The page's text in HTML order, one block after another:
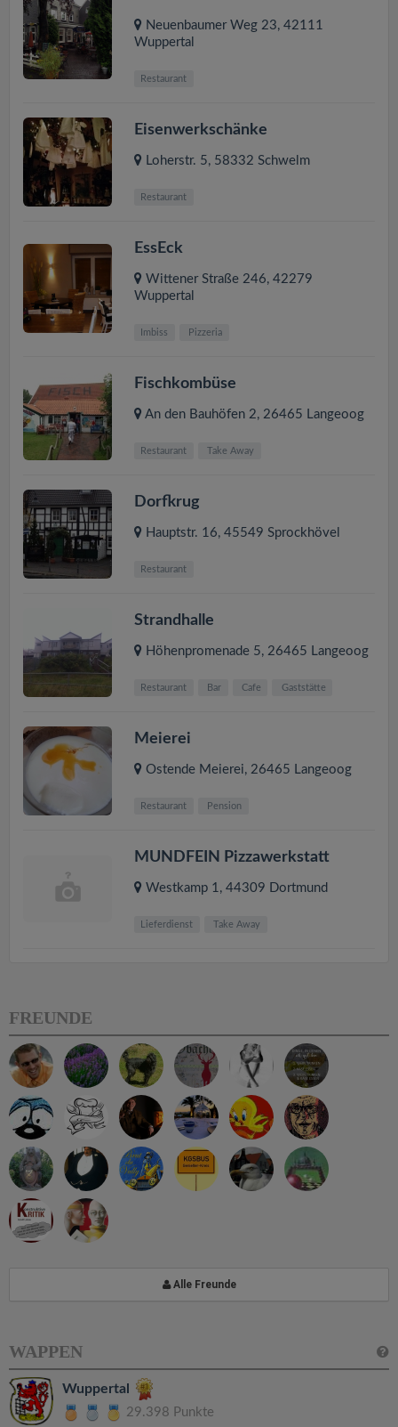
Neuenbaumer Weg 23, 42111
Wuppertal
Restaurant
Eisenwerkschänke
Loherstr. 5, 58332 Schwelm
Restaurant
EssEck
Wittener Straße 246, 42279
Wuppertal
Imbiss Pizzeria
Fischkombüse
An den Bauhöfen 2, 26465 Langeoog
Restaurant Take Away
Dorfkrug
Hauptstr. 16, 45549 Sprockhövel
Restaurant
Strandhalle
Höhenpromenade 5, 26465 Langeoog
Restaurant Bar Cafe Gaststätte
Meierei
Ostende Meierei, 26465 Langeoog
Restaurant Pension
MUNDFEIN Pizzawerkstatt
Westkamp 1, 44309 Dortmund
Lieferdienst Take Away
FREUNDE
Alle Freunde
WAPPEN
Wuppertal
29.398 Punkte